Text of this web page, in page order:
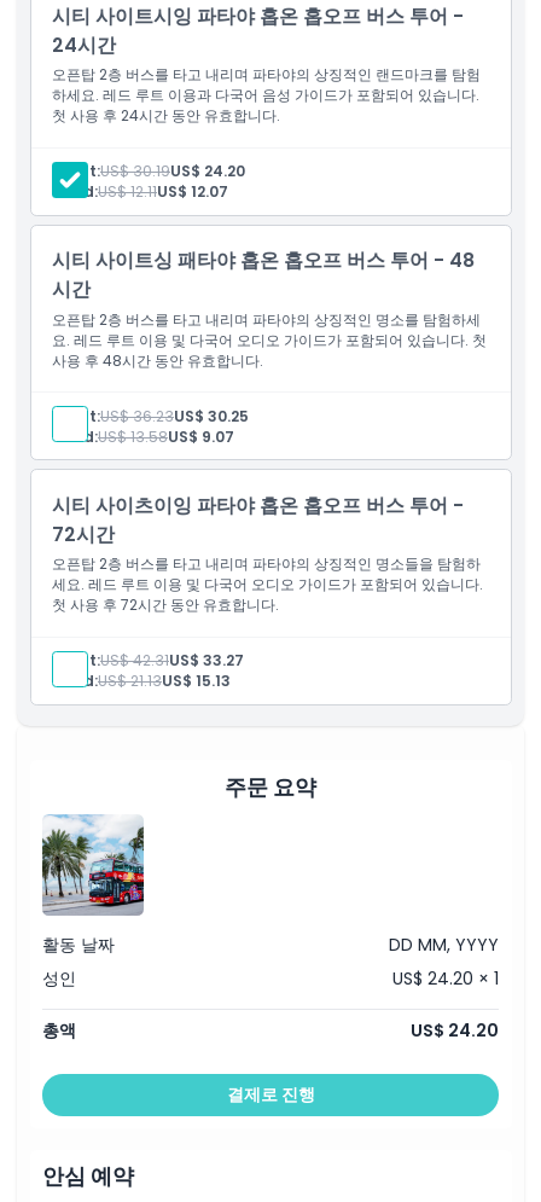
포함 사항
아동 성인 정책
포함되지 않는 사항
운영 시간
알아야 할 사항
위치
교환 방법
취소 정책
시티 사이트시잉 파타야 홉온 홉오프 버스 투어 -
24시간
오픈탑 2층 버스를 타고 내리며 파타야의 상징적인 랜드마크를 탐험
하세요. 레드 루트 이용과 다국어 음성 가이드가 포함되어 있습니다.
첫 사용 후 24시간 동안 유효합니다.
Adult:US$ 30.19US$ 24.20
Child:US$ 12.11US$ 12.07
시티 사이트싱 패타야 홉온 홉오프 버스 투어 - 48
시간
오픈탑 2층 버스를 타고 내리며 파타야의 상징적인 명소를 탐험하세
요. 레드 루트 이용 및 다국어 오디오 가이드가 포함되어 있습니다. 첫
사용 후 48시간 동안 유효합니다.
Adult:US$ 36.23US$ 30.25
Child:US$ 13.58US$ 9.07
시티 사이츠이잉 파타야 홉온 홉오프 버스 투어 -
72시간
오픈탑 2층 버스를 타고 내리며 파타야의 상징적인 명소들을 탐험하
세요. 레드 루트 이용 및 다국어 오디오 가이드가 포함되어 있습니다.
첫 사용 후 72시간 동안 유효합니다.
Adult:US$ 42.31US$ 33.27
Child:US$ 21.13US$ 15.13
주문 요약
활동 날짜
DD MM, YYYY
성인
US$ 24.20 × 1
총액 US$ 24.20
결제로 진행
안심 예약